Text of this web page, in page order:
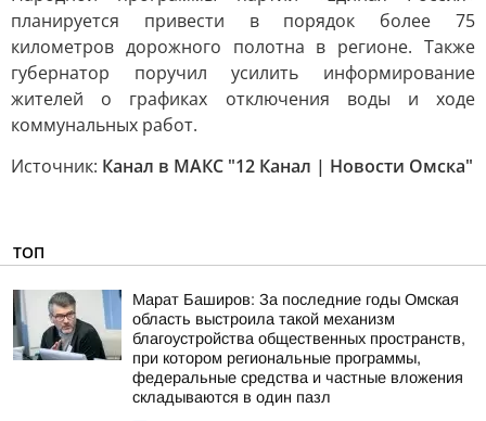
планируется привести в порядок более 75
километров дорожного полотна в регионе. Также
губернатор поручил усилить информирование
жителей о графиках отключения воды и ходе
коммунальных работ.
Источник: Канал в МАКС "12 Канал | Новости Омска"
ТОП
Марат Баширов: За последние годы Омская
область выстроила такой механизм
благоустройства общественных пространств,
при котором региональные программы,
федеральные средства и частные вложения
складываются в один пазл